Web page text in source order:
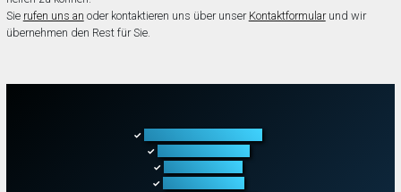
Sie rufen uns an oder kontaktieren uns über unser Kontaktformularund wir
übernehmen den Rest für Sie.
✓
✓
✓
✓